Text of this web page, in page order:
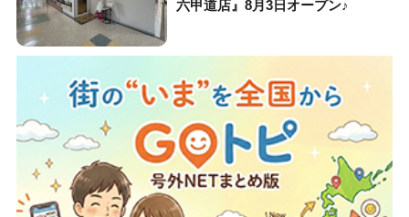
六甲道店』8月3日オープン♪